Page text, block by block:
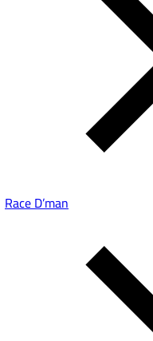
Race D’man